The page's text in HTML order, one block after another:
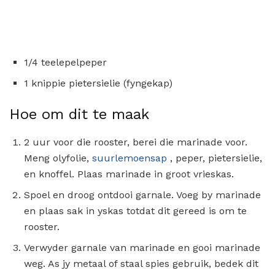
1/4 teelepelpeper
1 knippie pietersielie (fyngekap)
Hoe om dit te maak
2 uur voor die rooster, berei die marinade voor.
Meng olyfolie, suurlemoensap , peper, pietersielie,
en knoffel. Plaas marinade in groot vrieskas.
Spoel en droog ontdooi garnale. Voeg by marinade
en plaas sak in yskas totdat dit gereed is om te
rooster.
Verwyder garnale van marinade en gooi marinade
weg. As jy metaal of staal spies gebruik, bedek dit